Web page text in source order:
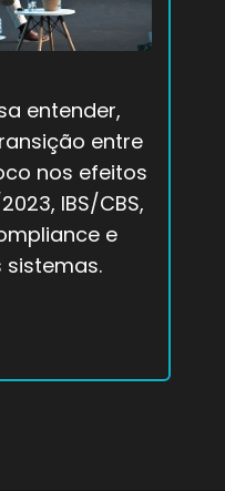
entender,
entre
nos efeitos
IBS/CBS,
e